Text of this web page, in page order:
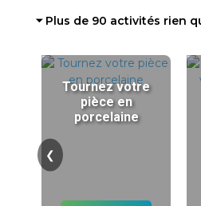
⏷ Plus de 90 activités rien
Tournez votre
pièce en
porcelaine
❮